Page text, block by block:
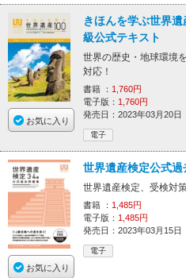
お気に入り
きほんを学ぶ世界
級公式テキスト
世界の歴史・地球環境
対応！
書籍 ： 1,760円
電子版： 1,760円
発売日：2023年03月20日
電子
お気に入り
世界遺産検定公式
世界遺産検定、受検対
書籍 ： 1,485円
電子版： 1,485円
発売日：2023年03月15日
電子